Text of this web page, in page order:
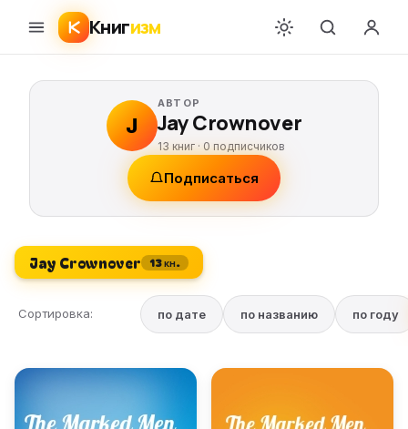
Книгизм
J
АВТОР
Jay Crownover
13 книг · 0 подписчиков
Подписаться
Jay Crownover 13 кн.
Сортировка: по дате по названию по году